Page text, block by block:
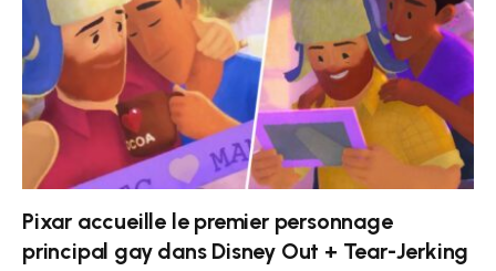
Pixar accueille le premier personnage
principal gay dans Disney Out + Tear-Jerking